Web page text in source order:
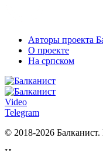
Авторы проекта
О проекте
На српском
Video
Telegram
© 2018-2026 Балканист.